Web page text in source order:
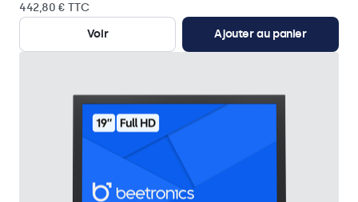
442,80 € TTC
Voir
Ajouter au panier